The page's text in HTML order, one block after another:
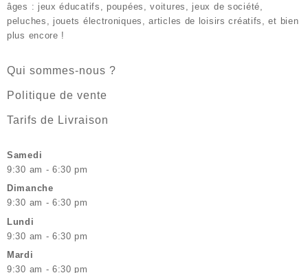
âges : jeux éducatifs, poupées, voitures, jeux de société,
peluches, jouets électroniques, articles de loisirs créatifs, et bien
plus encore !
Qui sommes-nous ?
Politique de vente
Tarifs de Livraison
Samedi
9:30 am - 6:30 pm
Dimanche
9:30 am - 6:30 pm
Lundi
9:30 am - 6:30 pm
Mardi
9:30 am - 6:30 pm